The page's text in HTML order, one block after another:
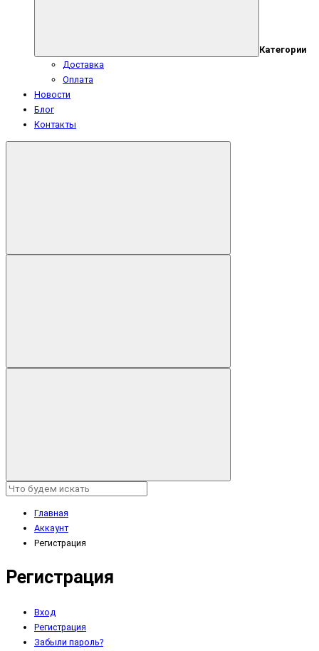
Категории
Доставка
Оплата
Новости
Блог
Контакты
Главная
Аккаунт
Регистрация
Регистрация
Вход
Регистрация
Забыли пароль?